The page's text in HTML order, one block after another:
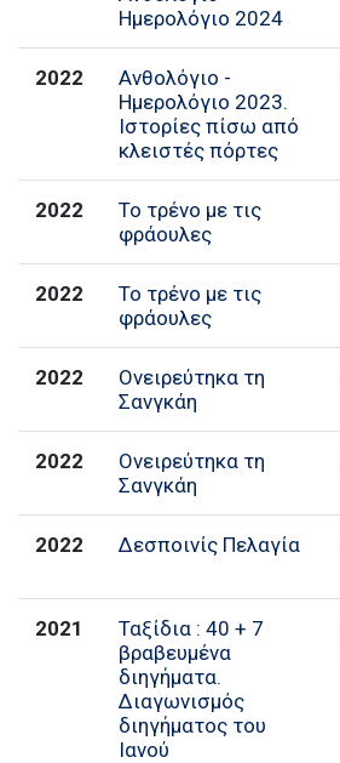
Ημερολόγιο 2024
2022
Ανθολόγιο -
Ημερολόγιο 2023.
Ιστορίες πίσω από
κλειστές πόρτες
2022
Το τρένο με τις
φράουλες
2022
Το τρένο με τις
φράουλες
2022
Ονειρεύτηκα τη
Σανγκάη
2022
Ονειρεύτηκα τη
Σανγκάη
2022 Δεσποινίς Πελαγία
2021
Ταξίδια : 40 + 7
βραβευμένα
διηγήματα.
Διαγωνισμός
διηγήματος του
Ιανού